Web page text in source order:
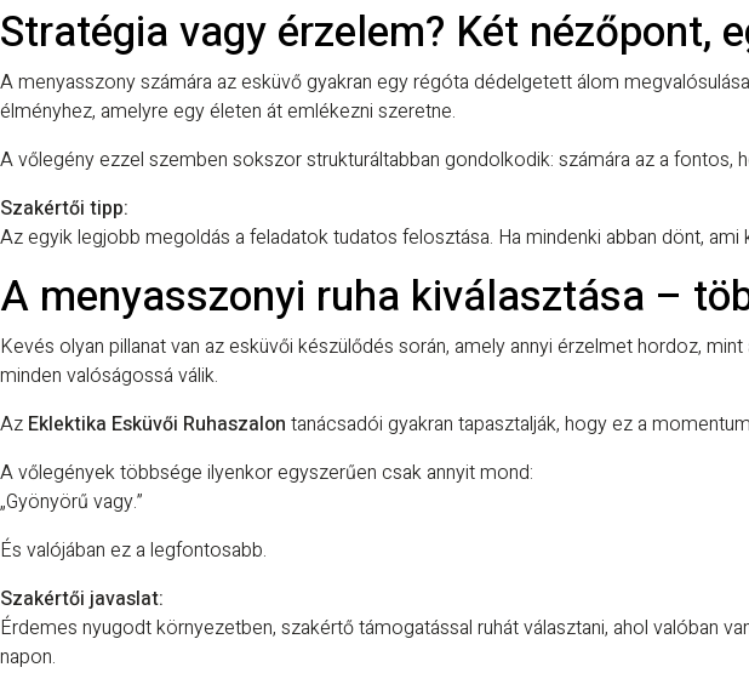
Stratégia vagy érzelem? Két nézőpont,
A menyasszony számára az esküvő gyakran egy régóta dédelgetett álom
élményhez, amelyre egy életen át emlékezni szeretne.
A vőlegény ezzel szemben sokszor strukturáltabban gondolkodik: számára az a
Szakértői tipp:
Az egyik legjobb megoldás a feladatok tudatos felosztása. Ha mindenki abban dönt,
A menyasszonyi ruha kiválasztása –
Kevés olyan pillanat van az esküvői készülődés során, amely annyi érzelmet hordoz,
minden valóságossá válik.
Az Eklektika Esküvői Ruhaszalon tanácsadói gyakran tapasztalják, hogy ez a
A vőlegények többsége ilyenkor egyszerűen csak annyit mond:
„Gyönyörű vagy.”
És valójában ez a legfontosabb.
Szakértői javaslat:
Érdemes nyugodt környezetben, szakértő támogatással ruhát választani, ahol valóban
napon.